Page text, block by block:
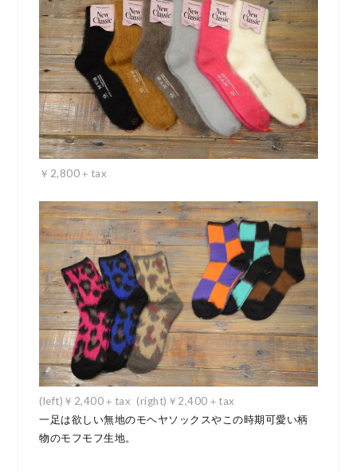
￥2,800＋tax
(left)￥2,400＋tax (right)￥2,400＋tax
一足は欲しい無地のモヘヤソックスやこの時期可愛い柄
物のモフモフ生地。